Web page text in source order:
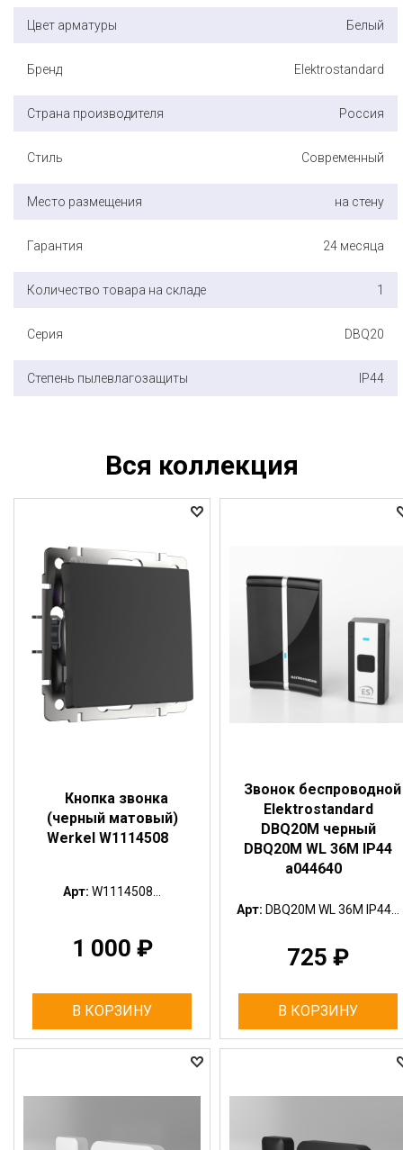
Цвет арматуры Белый
Бренд Elektrostandard
Страна производителя Россия
Стиль Современный
Место размещения на стену
Гарантия 24 месяца
Количество товара на складе 1
Серия DBQ20
Степень пылевлагозащиты IP44
Вся коллекция
Кнопка звонка
(черный матовый)
Werkel W1114508
Арт: W1114508...
1 000 ₽
В КОРЗИНУ
Звонок беспроводной
Elektrostandard
DBQ20M черный
DBQ20M WL 36M IP44
a044640
Арт: DBQ20M WL 36M IP44...
725 ₽
В КОРЗИНУ